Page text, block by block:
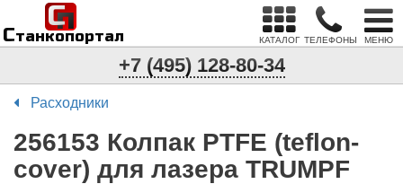
Станкопортал
п
С
КАТАЛОГ ТЕЛЕФОНЫ МЕНЮ
+7 (495) 128-80-34
Расходники
256153 Колпак PTFE (teflon-
cover) для лазера TRUMPF